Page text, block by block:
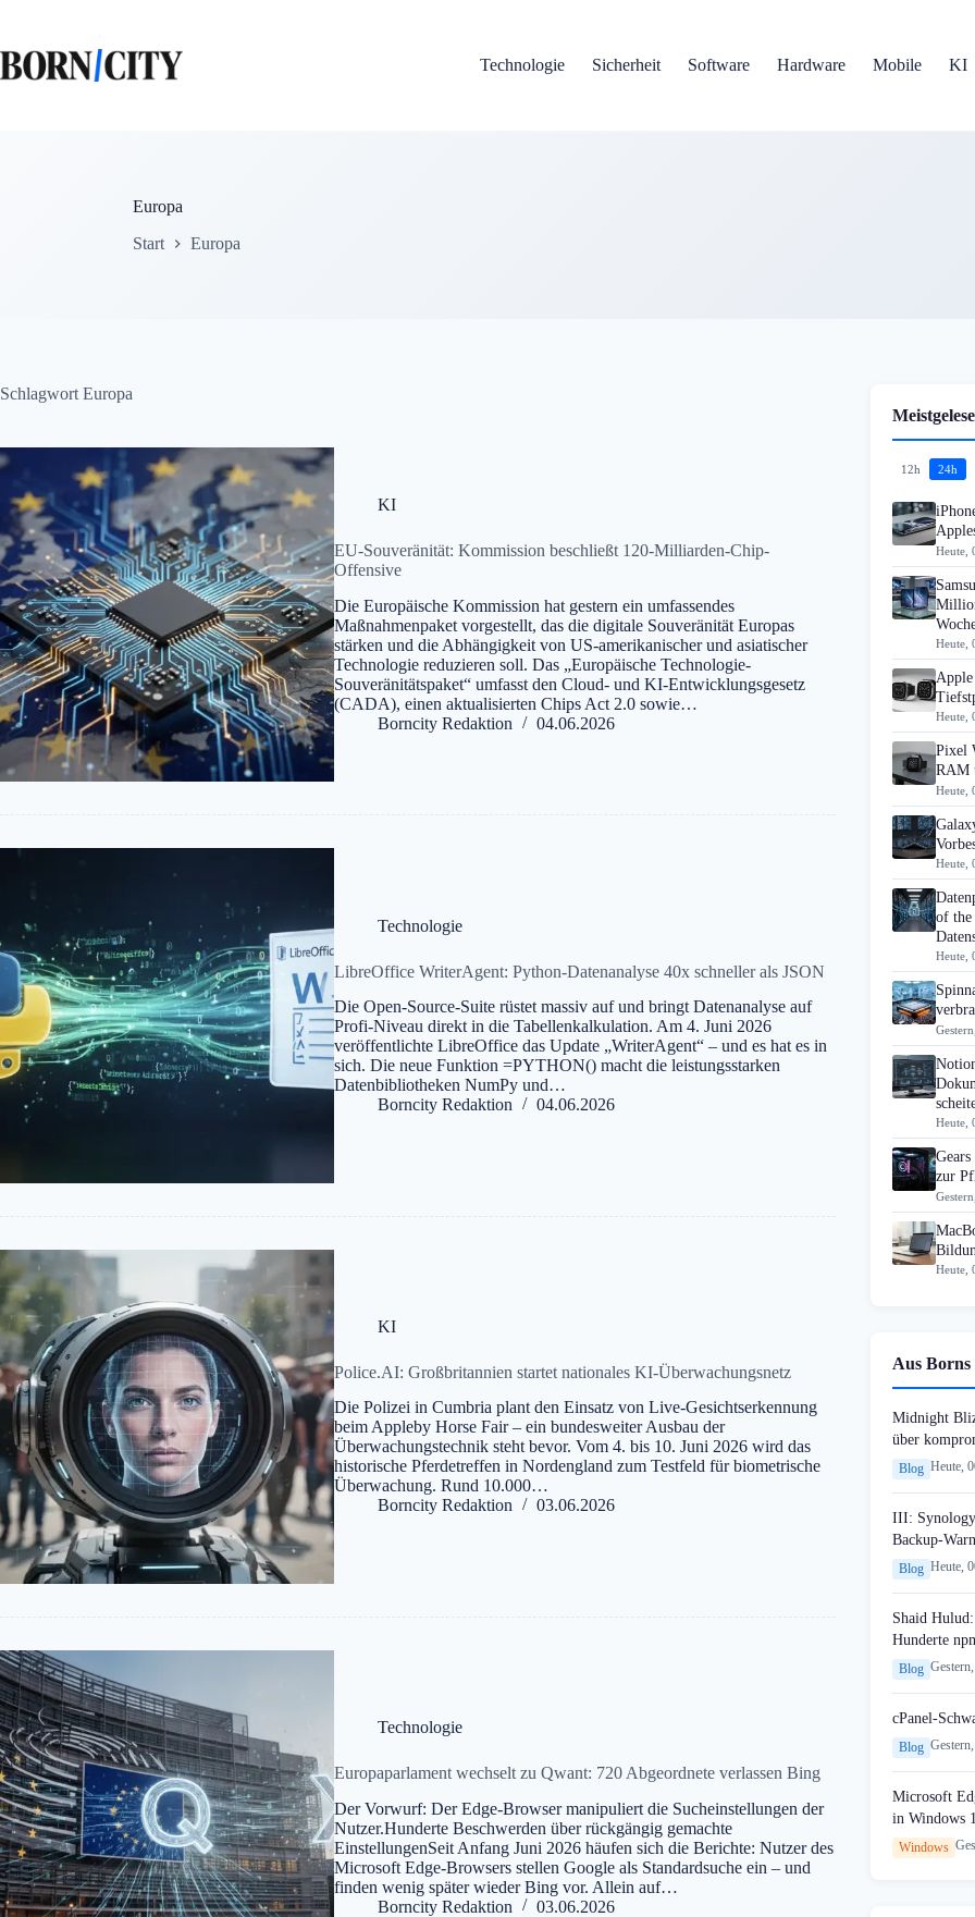
springen
Technologie
Sicherheit Software Hardware Mobile KI
Europa
Start Europa
Schlagwort Europa
KI
EU-Souveränität: Kommission beschließt 120-Milliarden-Chip-
Offensive
Die Europäische Kommission hat gestern ein umfassendes
Maßnahmenpaket vorgestellt, das die digitale Souveränität Europas
stärken und die Abhängigkeit von US-amerikanischer und asiatischer
Technologie reduzieren soll. Das „Europäische Technologie-
Souveränitätspaket“ umfasst den Cloud- und KI-Entwicklungsgesetz
(CADA), einen aktualisierten Chips Act 2.0 sowie…
Borncity Redaktion
04.06.2026
Technologie
LibreOffice WriterAgent: Python-Datenanalyse 40x schneller als JSON
Die Open-Source-Suite rüstet massiv auf und bringt Datenanalyse auf
Profi-Niveau direkt in die Tabellenkalkulation. Am 4. Juni 2026
veröffentlichte LibreOffice das Update „WriterAgent“ – und es hat es in
sich. Die neue Funktion =PYTHON() macht die leistungsstarken
Datenbibliotheken NumPy und…
Borncity Redaktion
04.06.2026
KI
Police.AI: Großbritannien startet nationales KI-Überwachungsnetz
Die Polizei in Cumbria plant den Einsatz von Live-Gesichtserkennung
beim Appleby Horse Fair – ein bundesweiter Ausbau der
Überwachungstechnik steht bevor. Vom 4. bis 10. Juni 2026 wird das
historische Pferdetreffen in Nordengland zum Testfeld für biometrische
Überwachung. Rund 10.000…
Borncity Redaktion
03.06.2026
Technologie
Europaparlament wechselt zu Qwant: 720 Abgeordnete verlassen Bing
Der Vorwurf: Der Edge-Browser manipuliert die Sucheinstellungen der
Nutzer.Hunderte Beschwerden über rückgängig gemachte
EinstellungenSeit Anfang Juni 2026 häufen sich die Berichte: Nutzer des
Microsoft Edge-Browsers stellen Google als Standardsuche ein – und
finden wenig später wieder Bing vor. Allein auf…
Borncity Redaktion
03.06.2026
12h 24h
Heute,
Heute,
Heute,
Pixel
RAM
Heute,
Heute,
of
Heute,
Heute,
zur
Heute,
Aus
Midnight
über
Blog Heute,
III:
Backup-
Blog Heute,
Shaid
Hunderte
Blog
cPanel-
Blog
Microsoft
in Windows
Windows